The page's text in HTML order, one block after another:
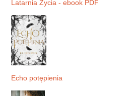
Latarnia Życia - ebook PDF
Echo potępienia